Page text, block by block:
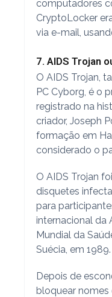
computadores
CryptoLocker
via e-mail,
7. AIDS Trojan
O AIDS Trojan,
PC Cyborg, é o
registrado na
criador, Joseph
formação em
considerado o
O AIDS Trojan
disquetes
para
internacional da
Mundial da
Suécia, em 1989.
Depois de
bloquear nomes